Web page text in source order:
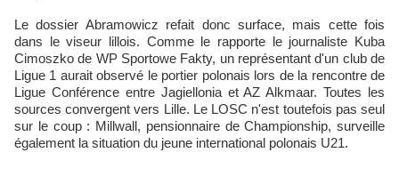
Le dossier Abramowicz refait donc surface, mais cette fois
dans le viseur lillois. Comme le rapporte le journaliste Kuba
Cimoszko de WP Sportowe Fakty, un représentant d'un club de
Ligue 1 aurait observé le portier polonais lors de la rencontre de
Ligue Conférence entre Jagiellonia et AZ Alkmaar. Toutes les
sources convergent vers Lille. Le LOSC n'est toutefois pas seul
sur le coup : Millwall, pensionnaire de Championship, surveille
également la situation du jeune international polonais U21.